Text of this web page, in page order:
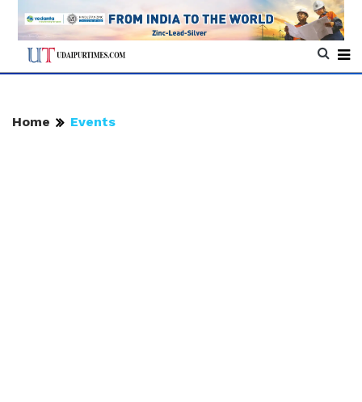
Home Events